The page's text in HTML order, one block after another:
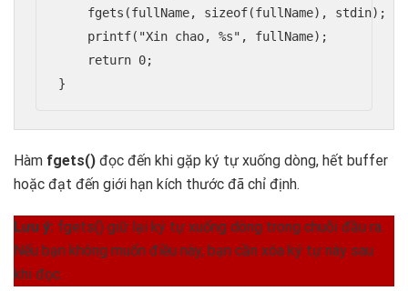
    fgets(fullName, sizeof(fullName), stdin);
    printf("Xin chao, %s", fullName);
    return 0;
Hàm fgets() đọc đến khi gặp ký tự xuống dòng, hết buffer
hoặc đạt đến giới hạn kích thước đã chỉ định.
Lưu ý: fgets() giữ lại ký tự xuống dòng trong chuỗi đầu ra.
Nếu bạn không muốn điều này, bạn cần xóa ký tự này sau
khi đọc.